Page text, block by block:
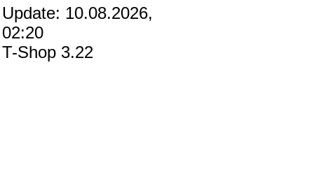
Update: 10.08.2026,
02:20
T-Shop 3.22